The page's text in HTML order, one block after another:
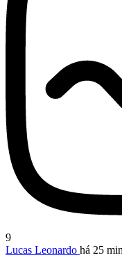
9
Lucas Leonardo há 25